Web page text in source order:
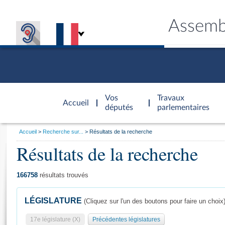
Accueil
d'accueil
Vos
députés
Travaux
parlementaires
Général
Vous
Accueil Recherche sur... Résultats de la recherche
Résultats de la recherche
166758 résultats trouvés
LÉGISLATURE (Cliquez sur l'un des boutons pour faire un choix)
17e législature (X) Précédentes législatures